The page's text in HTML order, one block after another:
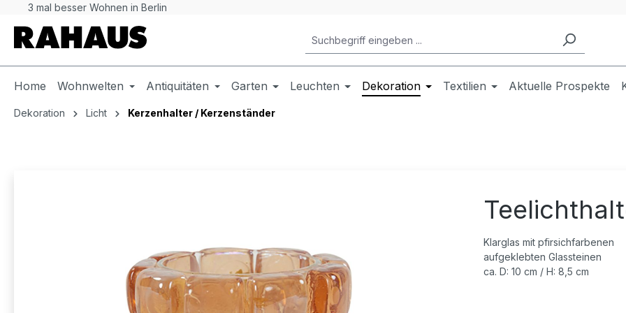
Hauptinhalt springen
Zur Suche springen
Zur Hauptnavigation springen
3 mal besser Wohnen in Berlin
Home Wohnwelten Antiquitäten Garten Leuchten Dekoration Textilien Aktuelle Prospekte
Dekoration Licht Kerzenhalter / Kerzenständer
Klarglas mit pfirsichfarbenen
aufgeklebten Glassteinen
ca. D: 10 cm / H: 8,5 cm